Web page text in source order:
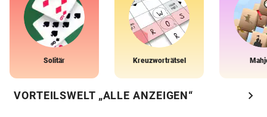
Solitär Kreuzworträtsel
VORTEILSWELT „ALLE ANZEIGEN“ chevron_right